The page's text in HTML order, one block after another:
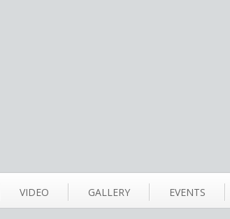
VIDEO GALLERY EVENTS